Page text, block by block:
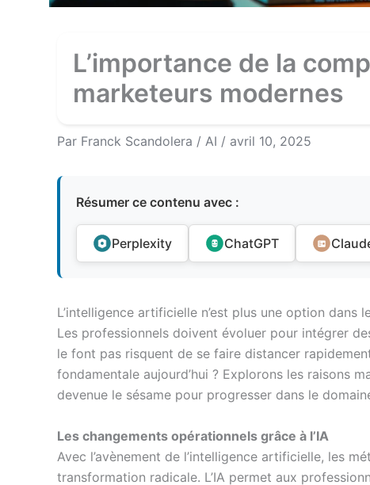
L’importance de la
marketeurs modernes
Par Franck Scandolera / AI / avril 10, 2025
Résumer ce contenu avec :
Perplexity ChatGPT
L’intelligence artificielle n’est plus une option
Les professionnels doivent évoluer pour intégrer
le font pas risquent de se faire distancer
fondamentale aujourd’hui ? Explorons les raisons
devenue le sésame pour progresser dans le
Les changements opérationnels grâce à l’IA
Avec l’avènement de l’intelligence artificielle, les
transformation radicale. L’IA permet aux